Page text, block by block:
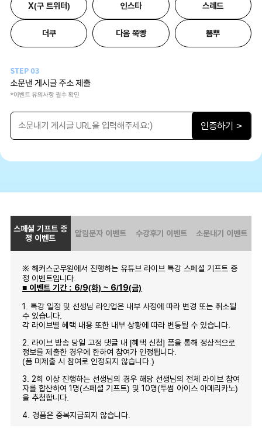
X(구 트위터) 인스타 스레드
더쿠 다음 쭉빵 뽐뿌
인증하기 >
스페셜 기프트 증
정 이벤트
알림문자 이벤트 수강후기 이벤트 소문내기 이벤트
※ 해커스군무원에서 진행하는 유튜브 라이브 특강 스페셜 기프트 증
정 이벤트입니다.
■ 이벤트 기간 : 6/9(화) ~ 6/19(금)
1. 특강 일정 및 선생님 라인업은 내부 사정에 따라 변경 또는 취소될
수 있습니다.
각 라이브별 혜택 내용 또한 내부 상황에 따라 변동될 수 있습니다.
2. 라이브 방송 당일 고정 댓글 내 [혜택 신청] 폼을 통해 정상적으로
정보를 제출한 경우에 한하여 참여가 인정됩니다.
(폼 미제출 시 참여로 인정되지 않습니다.)
3. 2회 이상 진행하는 선생님의 경우 해당 선생님의 전체 라이브 참여
자를 합산하여 1명(스페셜 기프트) 및 10명(투썸 아이스 아메리카노)
을 추첨합니다.
4. 경품은 중복지급되지 않습니다.